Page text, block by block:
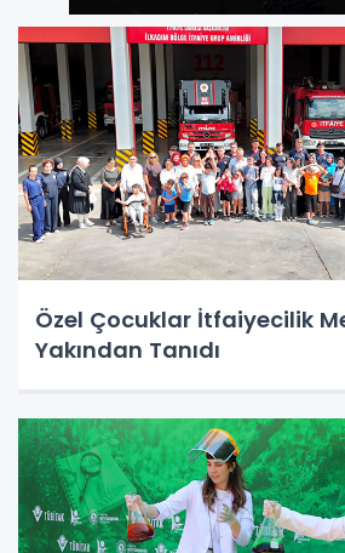
Özel Çocuklar İtfaiyecilik
Yakından Tanıdı